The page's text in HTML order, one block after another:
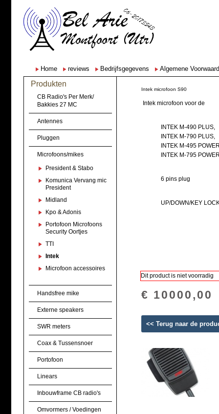
Home reviews Bedrijfsgegevens Algemene
Produkten
CB Radio's Per Merk/
Bakkies 27 MC
Antennes
Pluggen
Microfoons/mikes
President & Stabo
Komunica Vervang mic
President
Midland
Kpo & Adonis
Portofoon Microfoons
Security Oortjes
TTI
Intek
Microfoon accessoires
Handsfree mike
Externe speakers
SWR meters
Coax & Tussensnoer
Portofoon
Linears
Inbouwframe CB radio's
Omvormers / Voedingen
Intek microfoon S90
Intek microfoon voor de
INTEK M-490 PLUS,
INTEK M-790 PLUS,
INTEK M-495
INTEK M-795
6 pins plug
UP/DOWN/KEY
Dit product is niet voorradig
€ 10000,00
<< Terug naar de